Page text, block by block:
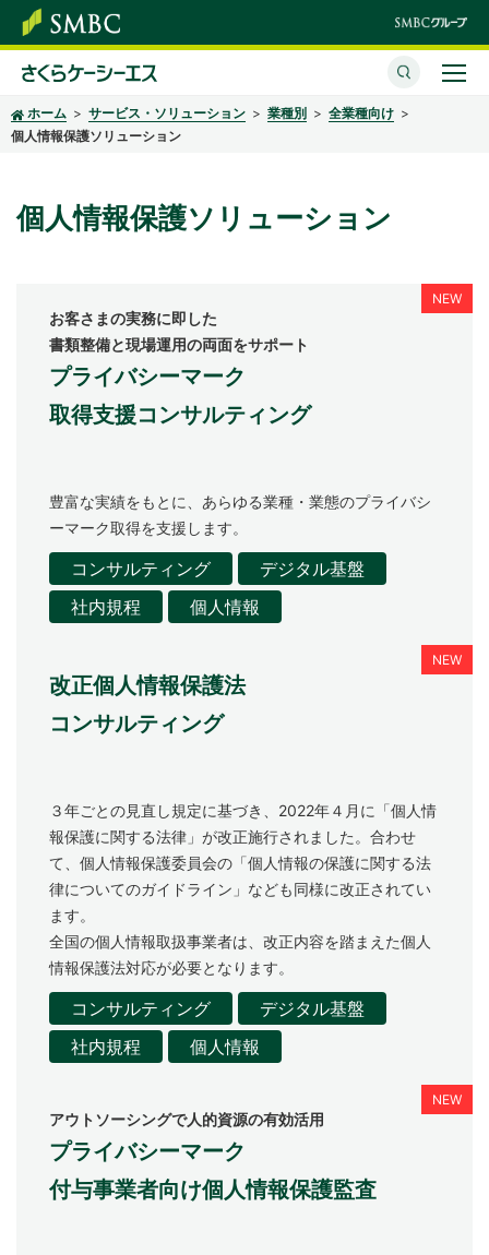
ホーム サービス・ソリューション 業種別
全業種向け
個人情報保護ソリューション
個人情報保護ソリューション
プライバシーマーク
取得支援コンサルティング
お客さまの実務に即した
書類整備と現場運用の両面をサポート
豊富な実績をもとに、あらゆる業種・業態のプライバシ
ーマーク取得を支援します。
コンサルティング
デジタル基盤
社内規程
個人情報
改正個人情報保護法
コンサルティング
３年ごとの見直し規定に基づき、2022年４月に「個人情
報保護に関する法律」が改正施行されました。合わせ
て、個人情報保護委員会の「個人情報の保護に関する法
律についてのガイドライン」なども同様に改正されてい
ます。
全国の個人情報取扱事業者は、改正内容を踏まえた個人
情報保護法対応が必要となります。
コンサルティング
デジタル基盤
社内規程
個人情報
プライバシーマーク
付与事業者向け個人情報保護監査
アウトソーシングで人的資源の有効活用
さくらケーシーエスとは
イベント・セミナー
サステナビリティ
企業情報
お問い合わせ